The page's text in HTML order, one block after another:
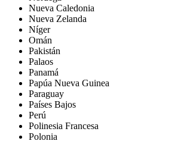
Nueva Caledonia
Nueva Zelanda
Níger
Omán
Pakistán
Palaos
Panamá
Papúa Nueva Guinea
Paraguay
Países Bajos
Perú
Polinesia Francesa
Polonia